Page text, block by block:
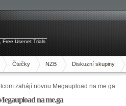
Free Usenet Trials
Čtečky NZB Diskuzní skupiny
zahájí novou Megaupload na me.ga
na me.ga